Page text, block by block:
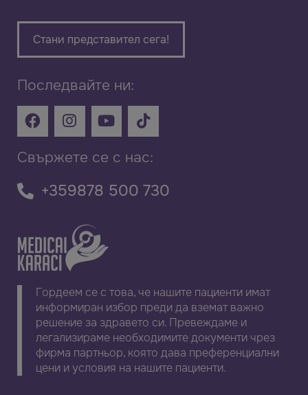
Стани представител сега!
Последвайте ни:
Свържете се с нас:
+359878 500 730
Гордеем се с това, че нашите пациенти имат
информиран избор преди да вземат важно
решение за здравето си. Превеждаме и
легализираме необходимите документи чрез
фирма партньор, която дава преференциални
цени и условия на нашите пациенти.